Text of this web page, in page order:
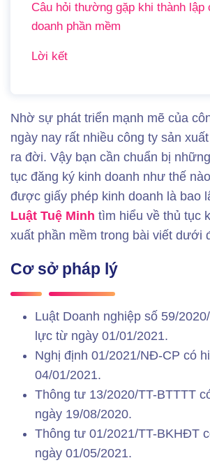
Câu hỏi thường gặp khi thành lập
doanh phần mềm
Lời kết
Nhờ sự phát triển mạnh mẽ của
ngày nay rất nhiều công ty sản
ra đời. Vậy bạn cần chuẩn bị
tục đăng ký kinh doanh như thế
được giấy phép kinh doanh là bao
Luật Tuệ Minh tìm hiểu về thủ tục
xuất phần mềm trong bài viết dưới
Cơ sở pháp lý
Luật Doanh nghiệp số 59/
lực từ ngày 01/01/2021.
Nghị định 01/2021/NĐ-CP có
04/01/2021.
Thông tư 13/2020/TT-BTTTT
ngày 19/08/2020.
Thông tư 01/2021/TT-BKHĐT
ngày 01/05/2021.